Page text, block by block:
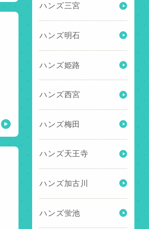
ハンズ三宮
ハンズ明石
ハンズ姫路
ハンズ西宮
ハンズ梅田
ハンズ天王寺
ハンズ加古川
ハンズ蛍池